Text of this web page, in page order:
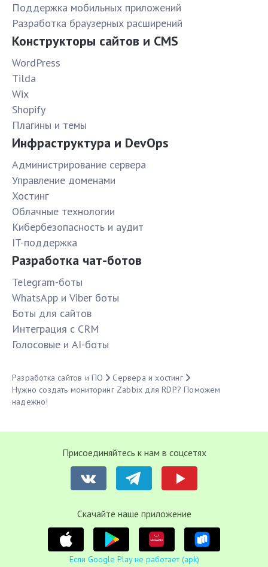
Поддержка мобильных приложений
Разработка браузерных расширений
Конструкторы сайтов и CMS
WordPress
Tilda
Wix
Shopify
Плагины и темы
Инфраструктура и DevOps
Администрирование сервера
Управление доменами
Хостинг
Облачные технологии
Кибербезопасность и аудит
IT-поддержка
Разработка чат-ботов
Telegram-боты
WhatsApp и Viber боты
Боты для сайтов
Интеграция с CRM
Голосовые и AI-боты
Разработка сайтов и ПО
Сервера и хостинг
Нужно создать мониторинг Zabbix для RDP? Поможем
надежно!
Присоединяйтесь к нам в соцсетях
Cкачайте наше приложение
Если Google Play не работает (apk)